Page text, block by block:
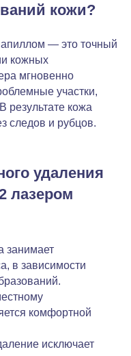
кожи?
— это точный
кожных
мгновенно
участки,
результате кожа
следов и рубцов.
удаления
лазером
занимает
в зависимости
комфортной
исключает